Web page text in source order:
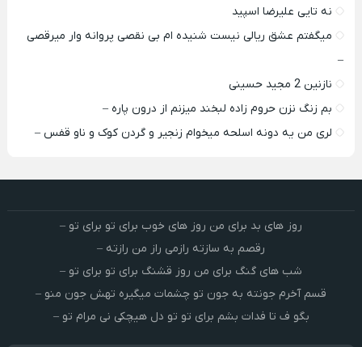
نه تایی علیرضا اسپید
میگفتم عشق ریالی نیست شنیده ام بی نقصی پروانه وار میرقصی
–
نازنین 2 مجید حسینی
بم زنگ نزن حروم زاده لبخند میزنم از درون پاره –
لری من یه دونه اسلحه میخوام زﻧﺠﻴﺮ و ﮔﺮدن ﻛﻮک و ﻧﺎو ﻗﻔﺲ –
روز های بد برای من روز های خوب برای تو برای تو –
رقصم به سازته رازمی راز من رازته –
شب های گنگ برای من روز قشنگ برای تو برای تو –
قسم آخرم جونته به جون تو چشمات میگیره تهش جون منو –
بگو ف تا فدات بشم برای تو تو دل هیچکی نی مرام تو –